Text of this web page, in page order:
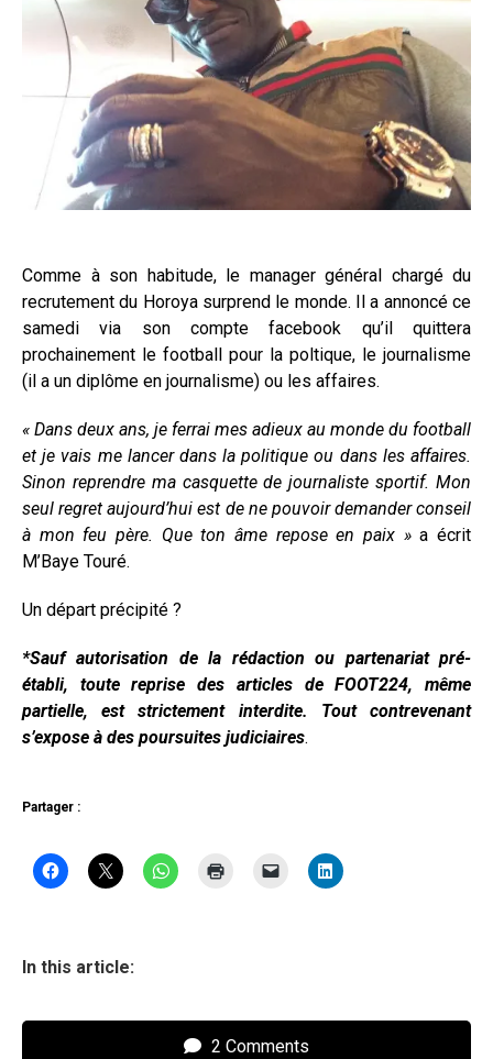
Comme à son habitude, le manager général chargé du
recrutement du Horoya surprend le monde. Il a annoncé ce
samedi via son compte facebook qu’il quittera
prochainement le football pour la poltique, le journalisme
(il a un diplôme en journalisme) ou les affaires.
« Dans deux ans, je ferrai mes adieux au monde du football
et je vais me lancer dans la politique ou dans les affaires.
Sinon reprendre ma casquette de journaliste sportif. Mon
seul regret aujourd’hui est de ne pouvoir demander conseil
à mon feu père. Que ton âme repose en paix »a écrit
M’Baye Touré.
Un départ précipité ?
*Sauf autorisation de la rédaction ou partenariat pré-
établi, toute reprise des articles de FOOT224, même
partielle, est strictement interdite. Tout contrevenant
s’expose à des poursuites judiciaires.
Partager :
In this article:
2 Comments